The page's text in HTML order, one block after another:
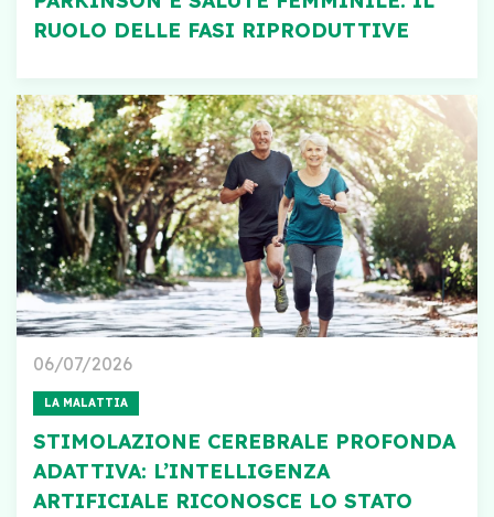
RUOLO DELLE FASI RIPRODUTTIVE
06/07/2026
LA MALATTIA
STIMOLAZIONE CEREBRALE PROFONDA
ADATTIVA: L’INTELLIGENZA
ARTIFICIALE RICONOSCE LO STATO